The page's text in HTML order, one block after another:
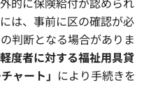
は、事前に区の確認が必
判断となる場合がありま
軽度者に対する福祉用具貸
ャート」 により手続きを